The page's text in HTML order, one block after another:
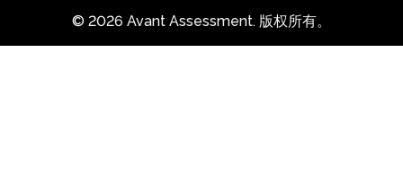
© 2026 Avant Assessment. 版权所有。